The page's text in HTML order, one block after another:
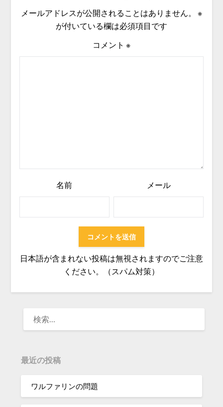
メールアドレスが公開されることはありません。
※
が付いている欄は必須項目です
コメント ※
名前 メール
日本語が含まれない投稿は無視されますのでご注意
ください。（スパム対策）
最近の投稿
ワルファリンの問題